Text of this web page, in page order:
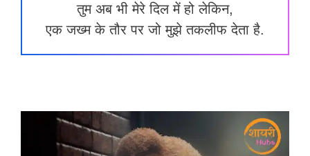
तुम अब भी मेरे दिल में हो लेकिन,
एक जख्म के तौर पर जो मुझे तकलीफ देता है.